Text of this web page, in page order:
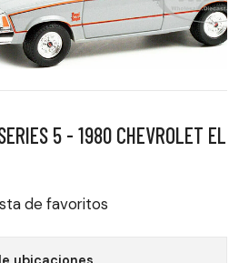
5 - 1980 CHEVROLET EL
de favoritos